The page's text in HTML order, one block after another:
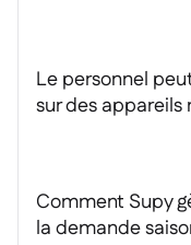
Le personnel
sur des appareils
Comment Supy
la demande